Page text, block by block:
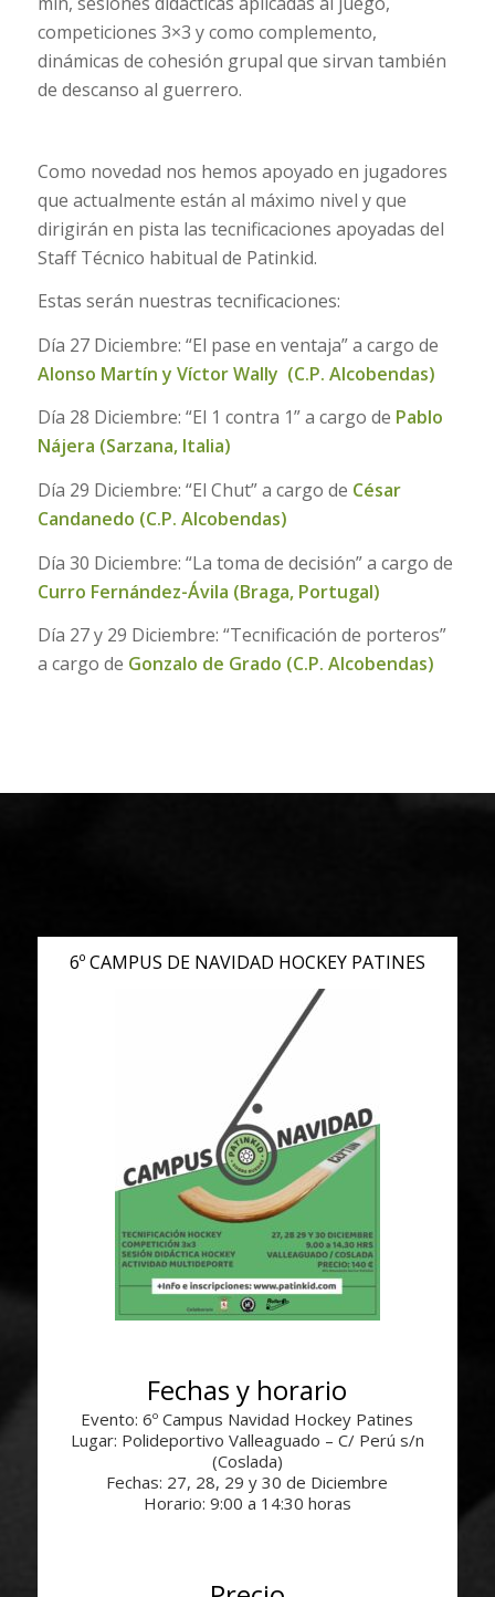
competiciones 3×3 y como complemento,
dinámicas de cohesión grupal que sirvan también
de descanso al guerrero.
Como novedad nos hemos apoyado en jugadores
que actualmente están al máximo nivel y que
dirigirán en pista las tecnificaciones apoyadas del
Staff Técnico habitual de Patinkid.
Estas serán nuestras tecnificaciones:
Día 27 Diciembre: “El pase en ventaja” a cargo de
Alonso Martín y Víctor Wally (C.P. Alcobendas)
Día 28 Diciembre: “El 1 contra 1” a cargo de Pablo
Nájera (Sarzana, Italia)
Día 29 Diciembre: “El Chut” a cargo de César
Candanedo (C.P. Alcobendas)
Día 30 Diciembre: “La toma de decisión” a cargo de
Curro Fernández-Ávila (Braga, Portugal)
Día 27 y 29 Diciembre: “Tecnificación de porteros”
a cargo de Gonzalo de Grado (C.P. Alcobendas)
6º CAMPUS DE NAVIDAD HOCKEY PATINES
Fechas y horario
Evento: 6º Campus Navidad Hockey Patines
Lugar: Polideportivo Valleaguado – C/ Perú s/n
(Coslada)
Fechas: 27, 28, 29 y 30 de Diciembre
Horario: 9:00 a 14:30 horas